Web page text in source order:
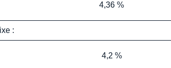
4,36 %
:
4,2 %